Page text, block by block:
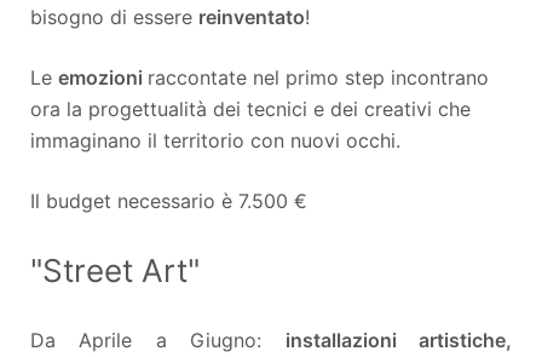
bisogno di essere reinventato!
Le emozioni raccontate nel primo step incontrano
ora la progettualità dei tecnici e dei creativi che
immaginano il territorio con nuovi occhi.
Il budget necessario è 7.500 €
"Street Art"
Da Aprile a Giugno: installazioni artistiche,